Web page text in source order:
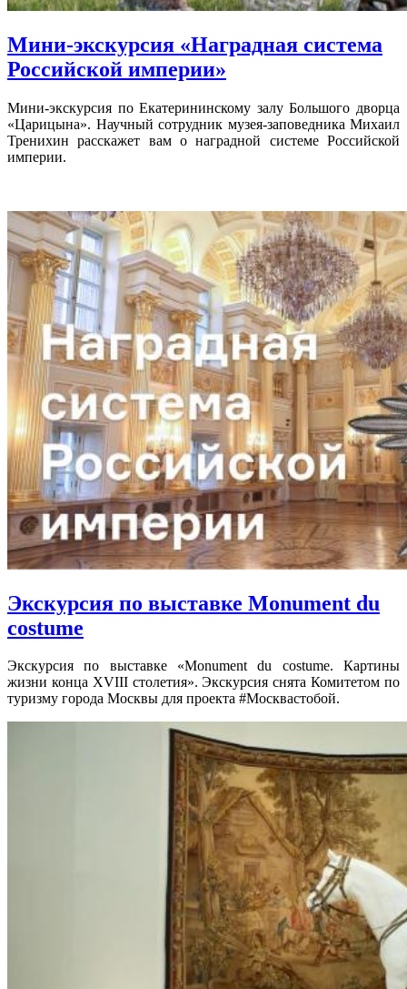
Мини-экскурсия «Наградная система
Российской империи»
Мини-экскурсия по Екатерининскому залу Большого дворца
«Царицына». Научный сотрудник музея-заповедника Михаил
Тренихин расскажет вам о наградной системе Российской
империи.
Экскурсия по выставке Monument du
costume
Экскурсия по выставке «Monument du costume. Картины
жизни конца XVIII столетия». Экскурсия снята Комитетом по
туризму города Москвы для проекта #Москвастобой.